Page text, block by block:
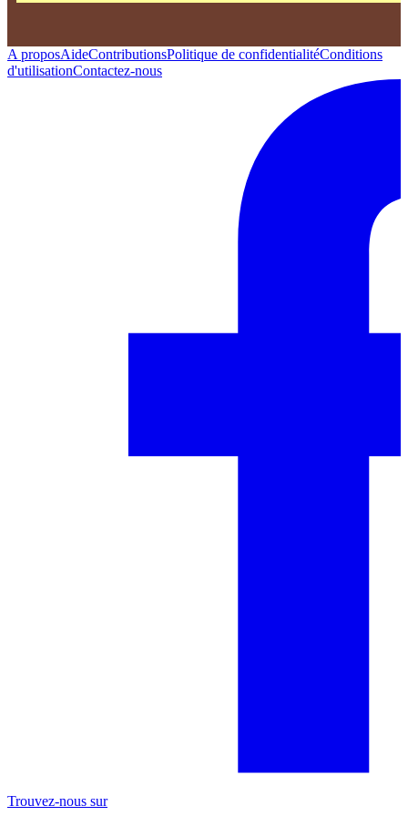
A proposAideContributionsPolitique de confidentialitéConditions
d'utilisationContactez-nous
Trouvez-nous sur